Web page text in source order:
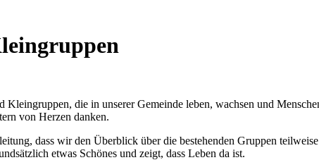
Kleingruppen, die in unserer Gemeinde leben, wachsen und
von Herzen danken.
dass wir den Überblick über die bestehenden Gruppen
etwas Schönes und zeigt, dass Leben da ist.